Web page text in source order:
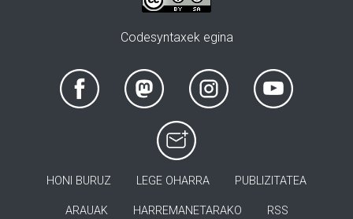
Codesyntaxek egina
HONI BURUZ LEGE OHARRA PUBLIZITATEA
ARAUAK HARREMANETARAKO RSS